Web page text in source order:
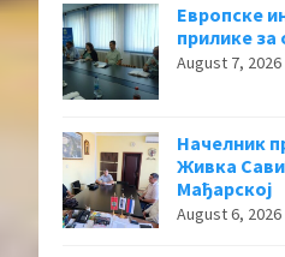
Европске
прилике
August 7, 2026
Начелник
Живка
Мађарској
August 6, 2026